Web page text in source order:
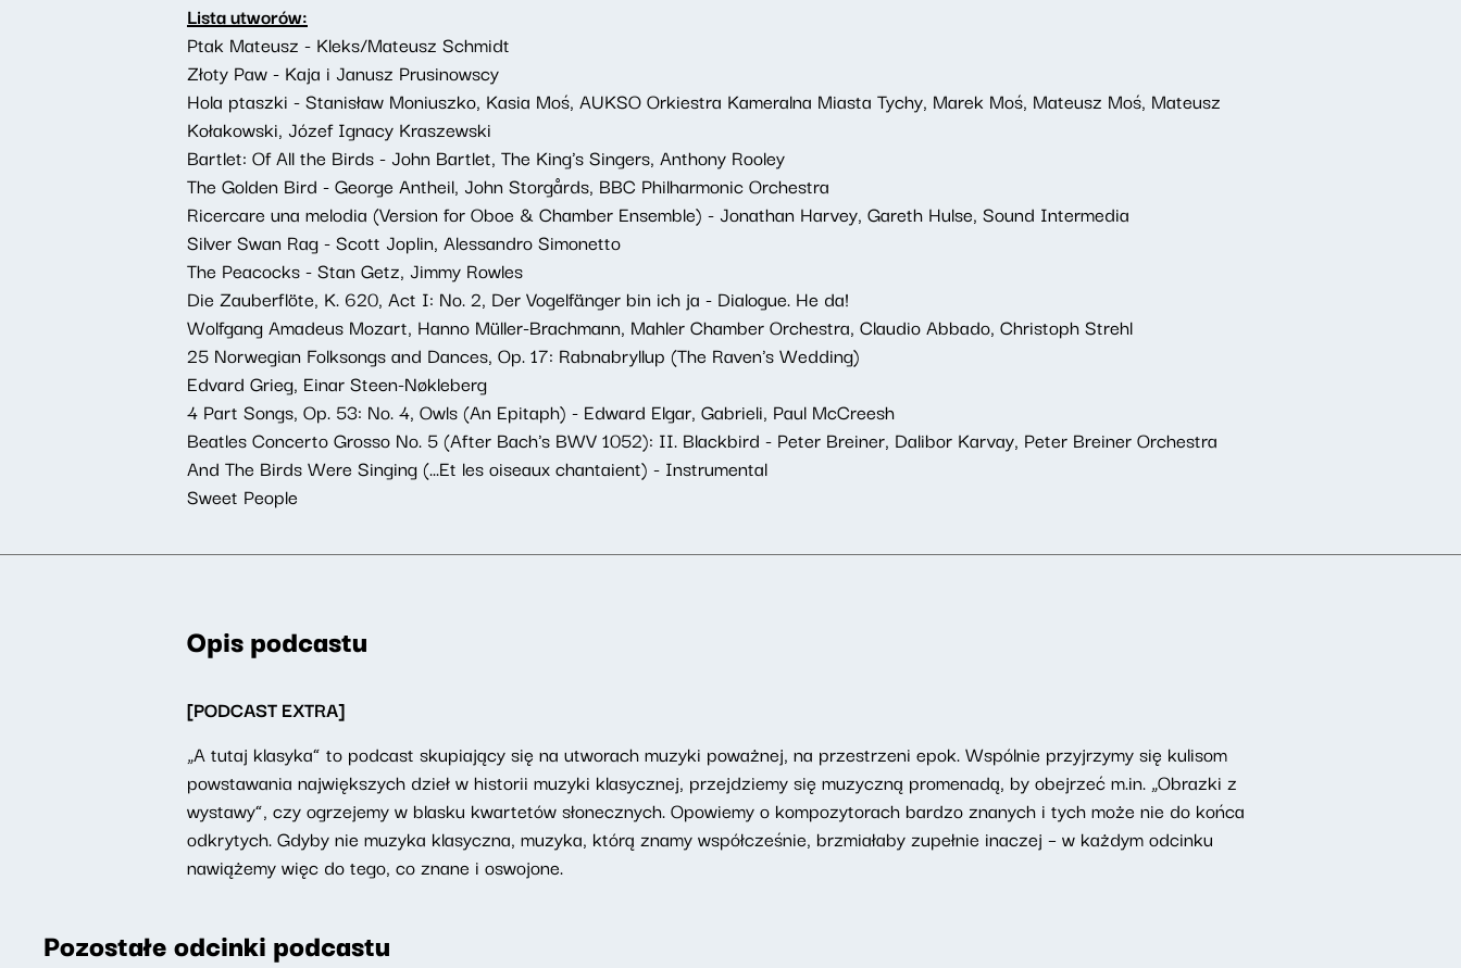
Lista utworów:
Ptak Mateusz - Kleks/Mateusz Schmidt
Złoty Paw - Kaja i Janusz Prusinowscy
Hola ptaszki - Stanisław Moniuszko, Kasia Moś, AUKSO Orkiestra Kameralna Miasta Tychy, Marek Moś, Mateusz Moś, Mateusz
Kołakowski, Józef Ignacy Kraszewski
Bartlet: Of All the Birds - John Bartlet, The King's Singers, Anthony Rooley
The Golden Bird - George Antheil, John Storgårds, BBC Philharmonic Orchestra
Ricercare una melodia (Version for Oboe & Chamber Ensemble) - Jonathan Harvey, Gareth Hulse, Sound Intermedia
Silver Swan Rag - Scott Joplin, Alessandro Simonetto
The Peacocks - Stan Getz, Jimmy Rowles
Die Zauberflöte, K. 620, Act I: No. 2, Der Vogelfänger bin ich ja - Dialogue. He da!
Wolfgang Amadeus Mozart, Hanno Müller-Brachmann, Mahler Chamber Orchestra, Claudio Abbado, Christoph Strehl
25 Norwegian Folksongs and Dances, Op. 17: Rabnabryllup (The Raven's Wedding)
Edvard Grieg, Einar Steen-Nøkleberg
4 Part Songs, Op. 53: No. 4, Owls (An Epitaph) - Edward Elgar, Gabrieli, Paul McCreesh
Beatles Concerto Grosso No. 5 (After Bach's BWV 1052): II. Blackbird - Peter Breiner, Dalibor Karvay, Peter Breiner Orchestra
And The Birds Were Singing (...Et les oiseaux chantaient) - Instrumental
Sweet People
Opis podcastu
[PODCAST EXTRA]
„A tutaj klasyka” to podcast skupiający się na utworach muzyki poważnej, na przestrzeni epok. Wspólnie przyjrzymy się kulisom
powstawania największych dzieł w historii muzyki klasycznej, przejdziemy się muzyczną promenadą, by obejrzeć m.in. „Obrazki z
wystawy”, czy ogrzejemy w blasku kwartetów słonecznych. Opowiemy o kompozytorach bardzo znanych i tych może nie do końca
odkrytych. Gdyby nie muzyka klasyczna, muzyka, którą znamy współcześnie, brzmiałaby zupełnie inaczej – w każdym odcinku
nawiążemy więc do tego, co znane i oswojone.
Pozostałe odcinki podcastu